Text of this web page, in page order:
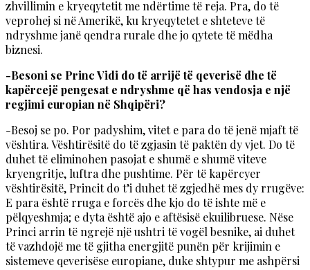
zhvillimin e kryeqytetit me ndërtime të reja. Pra, do të
veprohej si në Amerikë, ku kryeqytetet e shteteve të
ndryshme janë qendra rurale dhe jo qytete të mëdha
biznesi.
-Besoni se Princ Vidi do të arrijë të qeverisë dhe të
kapërcejë pengesat e ndryshme që has vendosja e një
regjimi europian në Shqipëri?
-Besoj se po. Por padyshim, vitet e para do të jenë mjaft të
vështira. Vështirësitë do të zgjasin të paktën dy vjet. Do të
duhet të eliminohen pasojat e shumë e shumë viteve
kryengritje, luftra dhe pushtime. Për të kapërcyer
vështirësitë, Princit do t’i duhet të zgjedhë mes dy rrugëve:
E para është rruga e forcës dhe kjo do të ishte më e
pëlqyeshmja; e dyta është ajo e aftësisë ekuilibruese. Nëse
Princi arrin të ngrejë një ushtri të vogël besnike, ai duhet
të vazhdojë me të gjitha energjitë punën për krijimin e
sistemeve qeverisëse europiane, duke shtypur me ashpërsi